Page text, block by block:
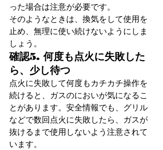
った場合は注意が必要です。
そのようなときは、換気をして使用を
止め、無理に使い続けないようにしま
しょう。
確認5. 何度も点火に失敗した
ら、少し待つ
点火に失敗して何度もカチカチ操作を
続けると、ガスのにおいが気になるこ
とがあります。安全情報でも、グリル
などで数回点火に失敗したら、ガスが
抜けるまで使用しないよう注意されて
います。